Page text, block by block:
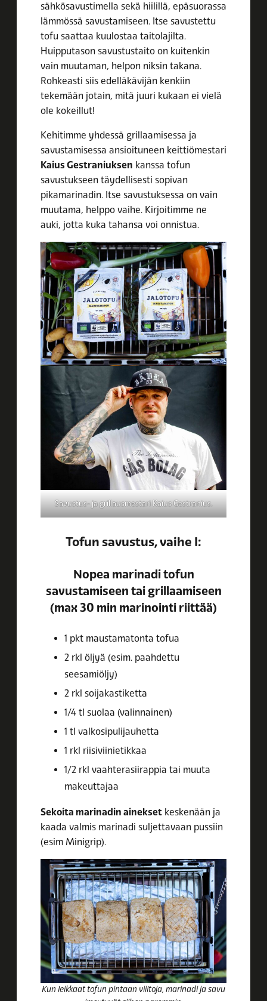
sähkösavustimella sekä hiilillä, epäsuorassa
lämmössä savustamiseen. Itse savustettu
tofu saattaa kuulostaa taitolajilta.
Huipputason savustustaito on kuitenkin
vain muutaman, helpon niksin takana.
Rohkeasti siis edelläkävijän kenkiin
tekemään jotain, mitä juuri kukaan ei vielä
ole kokeillut!
Kehitimme yhdessä grillaamisessa ja
savustamisessa ansioituneen keittiömestari
Kaius Gestraniuksen kanssa tofun
savustukseen täydellisesti sopivan
pikamarinadin. Itse savustuksessa on vain
muutama, helppo vaihe. Kirjoitimme ne
auki, jotta kuka tahansa voi onnistua.
Savustus- ja grillausmestari Kaius Gestranius.
Tofun savustus, vaihe I:
Nopea marinadi tofun
savustamiseen tai grillaamiseen
(max 30 min marinointi riittää)
1 pkt maustamatonta tofua
2 rkl öljyä (esim. paahdettu
seesamiöljy)
2 rkl soijakastiketta
1/4 tl suolaa (valinnainen)
1 tl valkosipulijauhetta
1 rkl riisiviinietikkaa
1/2 rkl vaahterasiirappia tai muuta
makeuttajaa
Sekoita marinadin ainekset keskenään ja
kaada valmis marinadi suljettavaan pussiin
(esim Minigrip).
Kun leikkaat tofun pintaan viiltoja, marinadi ja savu